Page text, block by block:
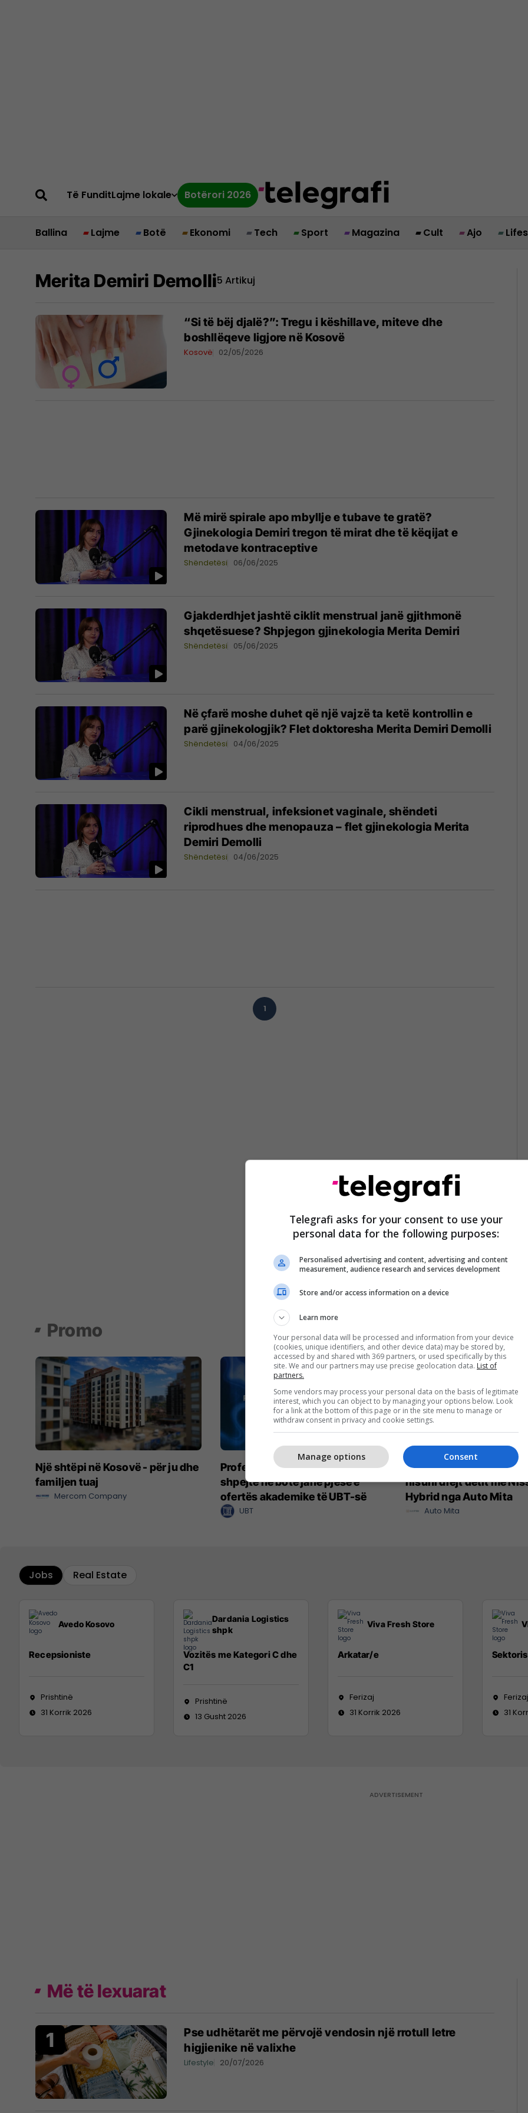
Të FunditLajme lokale Botërori 2026
Ballina Lajme Botë Ekonomi Tech Sport Magazina Cult Ajo
Merita Demiri Demolli5 Artikuj
“Si të bëj djalë?”: Tregu i këshillave, miteve dhe
boshllëqeve ligjore në Kosovë
Kosovë 02/05/2026
Më mirë spirale apo mbyllje e tubave te gratë?
Gjinekologia Demiri tregon të mirat dhe të këqijat e
metodave kontraceptive
Shëndetësi 06/06/2025
Gjakderdhjet jashtë ciklit menstrual janë gjithmonë
shqetësuese? Shpjegon gjinekologia Merita Demiri
Shëndetësi 05/06/2025
Në çfarë moshe duhet që një vajzë ta ketë kontrollin e
parë gjinekologjik? Flet doktoresha Merita Demiri Demolli
Shëndetësi 04/06/2025
Cikli menstrual, infeksionet vaginale, shëndeti
riprodhues dhe menopauza – flet gjinekologia Merita
Demiri Demolli
Shëndetësi 04/06/2025
1
Promo
Një shtëpi në Kosovë - për ju dhe
familjen tuaj
Mercom Company
Profesionet me rritjen më të
shpejtë në botë janë pjesë e
ofertës akademike të UBT-së
UBT
Deri në 10,000 euro
nisuni drejt detit me
Hybrid nga Auto Mita
Auto Mita
Jobs Real Estate
Avedo Kosovo
Recepsioniste
Prishtinë
31 Korrik 2026
Dardania Logistics
shpk
Vozitës me Kategori C dhe
C1
Prishtinë
13 Gusht 2026
Viva Fresh Store
Arkatar/e
Ferizaj
31 Korrik 2026
Ferizaj
31
Më të lexuarat
Pse udhëtarët me përvojë vendosin një rrotull letre
higjienike në valixhe
Lifestyle 20/07/2026
Telegrafi asks for your consent to use your
personal data for the following purposes:
Personalised advertising and content, advertising and content
measurement, audience research and services development
Store and/or access information on a device
Learn more
Your personal data will be processed and information from your device
(cookies, unique identifiers, and other device data) may be stored by,
accessed by and shared with 369 partners, or used specifically by this
site. We and our partners may use precise geolocation data. List of
partners.
Some vendors may process your personal data on the basis of legitimate
interest, which you can object to by managing your options below. Look
for a link at the bottom of this page or in the site menu to manage or
withdraw consent in privacy and cookie settings.
Consent
Manage options